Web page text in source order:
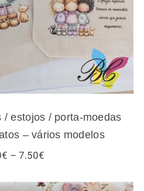
/ estojos / porta-moedas
– vários modelos
€ – 7.50€Price